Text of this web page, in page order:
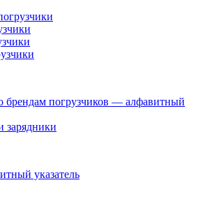
брендам погрузчиков — алфавитный
зарядники
указатель